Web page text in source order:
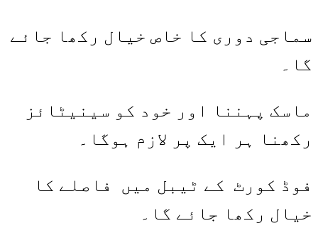
سماجی دوری کا خاص خیال رکھا جائے
گا۔
ماسک پہننا اور خود کو سینیٹائز
رکھنا ہر ایک پر لازم ہوگا۔
فوڈ کورٹ کے ٹیبل میں فاصلے کا
خیال رکھا جائے گا۔